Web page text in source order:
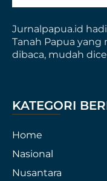
Jurnalpapua.id
Tanah Papua
dibaca, mudah
KATEGORI
Home
Nasional
Nusantara